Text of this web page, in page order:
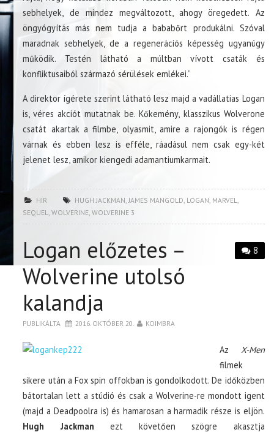
sebhelyek, de mindez megváltozott, ahogy öregedett. Az
öngyógyítás más nem tudja a bababőrt produkálni. Szóval
maradnak sebhelyek, de a regenerációs képesség ugyanúgy
működik. Testén látható a múltban vívott csaták és
konfliktusaiból származó sérülések emlékei.”
A direktor ígérete szerint látható lesz majd a vadállatias Logan
is, véres akciót mutatnak be. Kőkemény, klasszikus Wolverone
csatát akartak a filmbe, olyasmit, amire a rajongók is régen
várnak és ebben lesz is efféle, ráadásul nem csak egy-két
jelenet lesz, amikor kiengedi adamantiumkarmait.
HÍR HUGH JACKMAN,JAMES MANGOLD, LOGAN, MARVEL,
SEQUEL,WOLVERINE,WOLVERINE 3
8
Logan előzetes –
Wolverine utolsó
kalandja
PUBLIKÁLTA 2016. OKTÓBER 20. KOIMBRA
Az X-Men
filmek
sikere után a Fox spin offokban is gondolkodott. De időközben
bátortalan lett a stúdió és csak a Wolverine-re mondott igent
(majd a Deadpoolra is) és hamarosan a harmadik része is eljön.
Hugh Jackman ezt követően szögre akasztja